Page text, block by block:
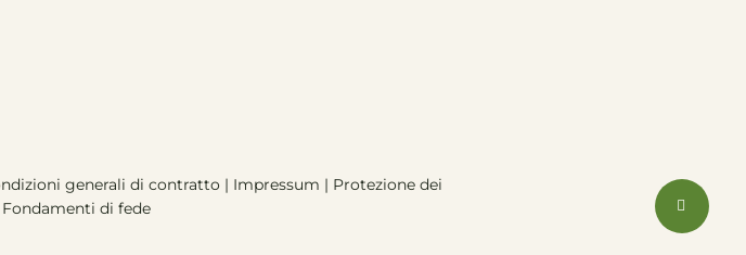
generali di contratto| Impressum | Protezione dei
Fondamenti di fede